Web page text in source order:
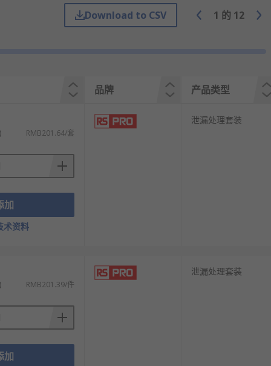
Download to CSV 1 的 12
品牌 产品类型
RMB201.64/套
加
术资料
泄漏处理套装
RMB201.39/件
加
泄漏处理套装